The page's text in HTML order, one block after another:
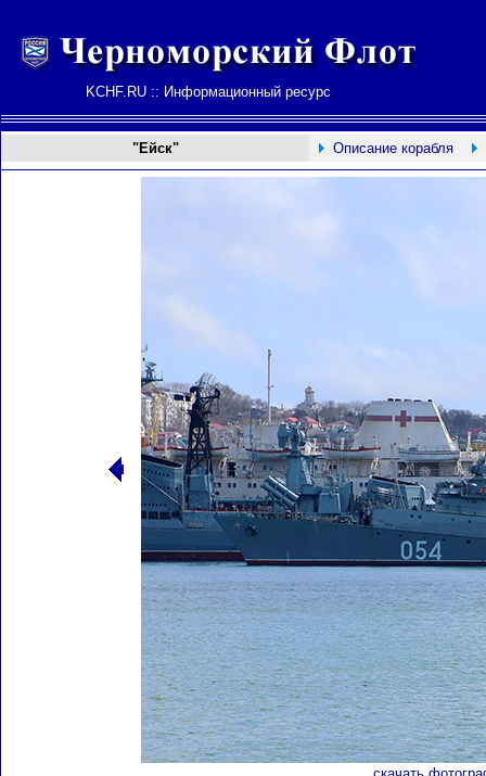
KCHF.RU :: Информационный ресурс
"Ейск" Описание корабля